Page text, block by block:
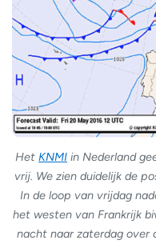
Het KNMI in Nederland
vrij. We zien duidelijk de
In de loop van vrijdag
het westen van Frankrijk
nacht naar zaterdag over